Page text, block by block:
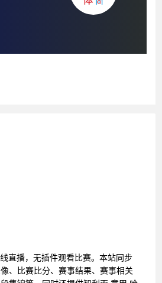
直播，无插件观看比赛。本站同步
、比赛比分、赛事结果、赛事相关